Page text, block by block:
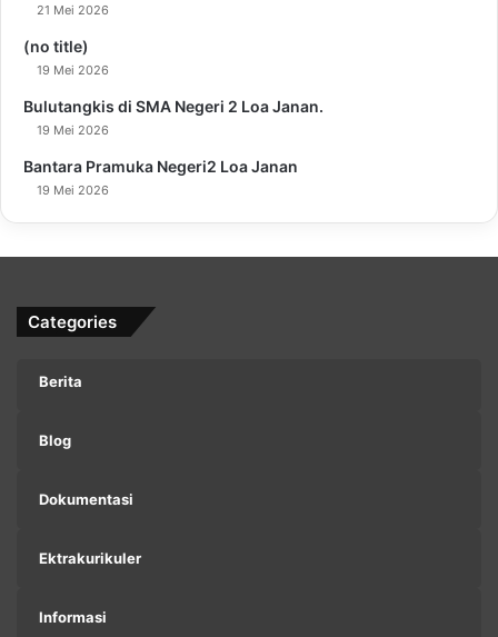
21 Mei 2026
(no title)
19 Mei 2026
Bulutangkis di SMA Negeri 2 Loa Janan.
19 Mei 2026
Bantara Pramuka Negeri2 Loa Janan
19 Mei 2026
Categories
Berita
Blog
Dokumentasi
Ektrakurikuler
Informasi